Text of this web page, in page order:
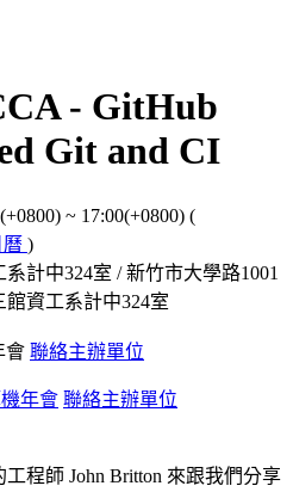
- GitHub
Git and CI
~ 17:00(+0800) (
曆 )
計中324室 / 新竹市大學路1001
資工系計中324室
會 聯絡主辦單位
年會 聯絡主辦單位
程師 John Britton 來跟我們分享